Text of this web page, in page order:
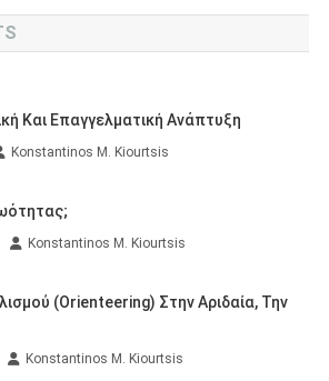
Και Επαγγελματική Ανάπτυξη
Konstantinos M. Kiourtsis
Konstantinos M. Kiourtsis
(orienteering) Στην Αριδαία, Την
Konstantinos M. Kiourtsis